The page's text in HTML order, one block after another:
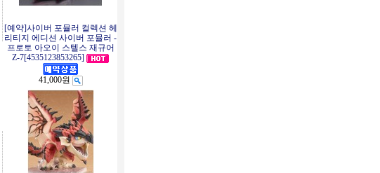
[예약]사이버 포뮬러 컬렉션 헤
리티지 에디션 사이버 포뮬러 -
프로토 아오이 스텔스 재규어
Z-7[4535123853265]
41,000원